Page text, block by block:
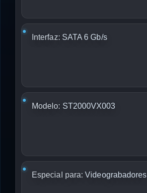
Interfaz: SATA 6 Gb/s
Modelo: ST2000VX003
Especial para: Videograbadores